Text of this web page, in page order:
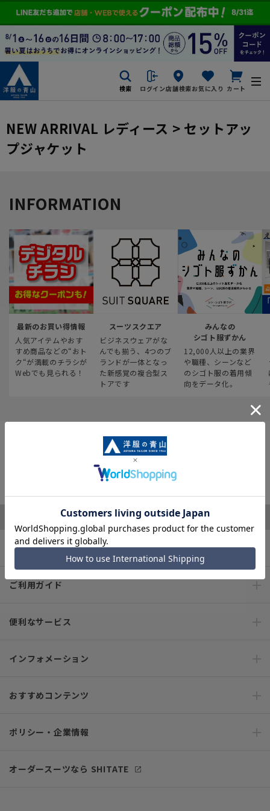
検索 ログイン店舗検索お気に入り カート
NEW ARRIVAL レディース > セットアッ
プジャケット
INFORMATION
最新のお買い得情報
人気アイテムやおす
すめ商品などの“おト
ク“が満載のチラシが
Webでも見られる！
スーツスクエア
ビジネスウェアがな
んでも揃う、4つのブ
ランドが一体となっ
た新感覚の複合型ス
トアです
みんなの
シゴト服ずかん
12,000人以上の業界
や職種、シーンなど
のシゴト服の着用傾
向をデータ化。
サポート・お問い合わせ
※税表記がないものはすべて税込み価格となります
キャンペーン情報
ご利用ガイド
便利なサービス
インフォメーション
おすすめコンテンツ
ポリシー・企業情報
オーダースーツなら SHITATE